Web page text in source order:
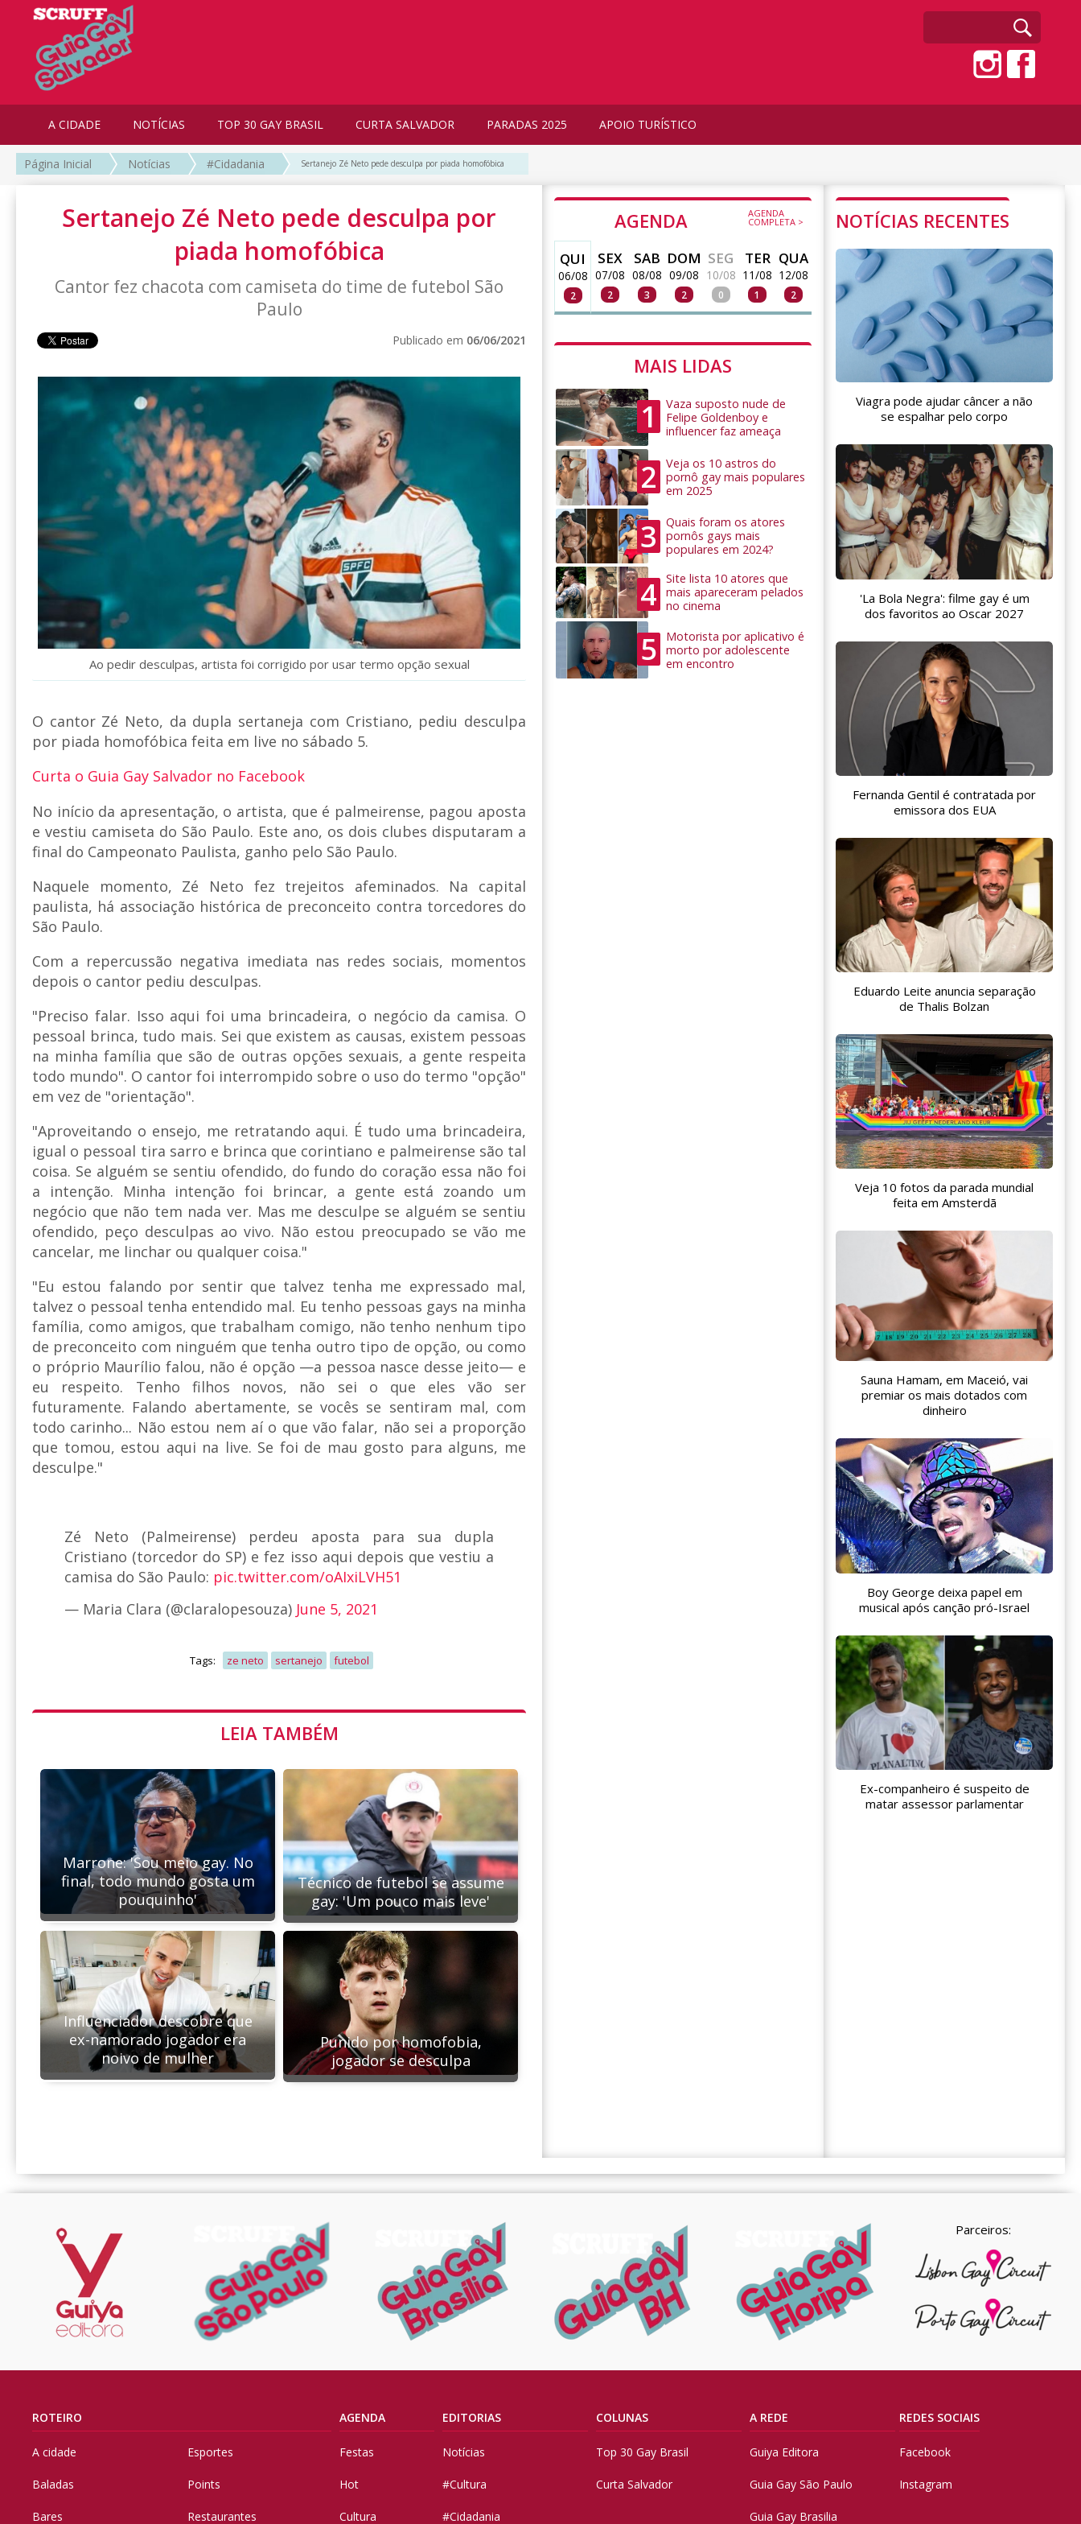
A CIDADE NOTÍCIAS TOP 30 GAY BRASIL CURTA SALVADOR PARADAS 2025 APOIO TURÍSTICO
Página Inicial Notícias #Cidadania Sertanejo Zé Neto pede desculpa por piada homofóbica
Sertanejo Zé Neto pede desculpa por
piada homofóbica
Cantor fez chacota com camiseta do time de futebol São
Paulo
Publicado em 06/06/2021
Ao pedir desculpas, artista foi corrigido por usar termo opção sexual
O cantor Zé Neto, da dupla sertaneja com Cristiano, pediu desculpa
por piada homofóbica feita em live no sábado 5.
Curta o Guia Gay Salvador no Facebook
No início da apresentação, o artista, que é palmeirense, pagou aposta
e vestiu camiseta do São Paulo. Este ano, os dois clubes disputaram a
final do Campeonato Paulista, ganho pelo São Paulo.
Naquele momento, Zé Neto fez trejeitos afeminados. Na capital
paulista, há associação histórica de preconceito contra torcedores do
São Paulo.
Com a repercussão negativa imediata nas redes sociais, momentos
depois o cantor pediu desculpas.
"Preciso falar. Isso aqui foi uma brincadeira, o negócio da camisa. O
pessoal brinca, tudo mais. Sei que existem as causas, existem pessoas
na minha família que são de outras opções sexuais, a gente respeita
todo mundo". O cantor foi interrompido sobre o uso do termo "opção"
em vez de "orientação".
"Aproveitando o ensejo, me retratando aqui. É tudo uma brincadeira,
igual o pessoal tira sarro e brinca que corintiano e palmeirense são tal
coisa. Se alguém se sentiu ofendido, do fundo do coração essa não foi
a intenção. Minha intenção foi brincar, a gente está zoando um
negócio que não tem nada ver. Mas me desculpe se alguém se sentiu
ofendido, peço desculpas ao vivo. Não estou preocupado se vão me
cancelar, me linchar ou qualquer coisa."
"Eu estou falando por sentir que talvez tenha me expressado mal,
talvez o pessoal tenha entendido mal. Eu tenho pessoas gays na minha
família, como amigos, que trabalham comigo, não tenho nenhum tipo
de preconceito com ninguém que tenha outro tipo de opção, ou como
o próprio Maurílio falou, não é opção —a pessoa nasce desse jeito— e
eu respeito. Tenho filhos novos, não sei o que eles vão ser
futuramente. Falando abertamente, se vocês se sentiram mal, com
todo carinho... Não estou nem aí o que vão falar, não sei a proporção
que tomou, estou aqui na live. Se foi de mau gosto para alguns, me
desculpe."
Zé Neto (Palmeirense) perdeu aposta para sua dupla
Cristiano (torcedor do SP) e fez isso aqui depois que vestiu a
camisa do São Paulo: pic.twitter.com/oAIxiLVH51
— Maria Clara (@claralopesouza) June 5, 2021
Tags: ze neto sertanejo futebol
LEIA TAMBÉM
Marrone: 'Sou meio gay. No
final, todo mundo gosta um
pouquinho'
Técnico de futebol se assume
gay: 'Um pouco mais leve'
Influenciador descobre que
ex-namorado jogador era
noivo de mulher
Punido por homofobia,
jogador se desculpa
AGENDA AGENDA
COMPLETA >
QUI
06/08
2
SEX
07/08
2
SAB
08/08
3
DOM
09/08
2
SEG
10/08
0
TER
11/08
1
QUA
12/08
2
MAIS LIDAS
1
Vaza suposto nude de
Felipe Goldenboy e
influencer faz ameaça
2
Veja os 10 astros do
pornô gay mais populares
em 2025
3
Quais foram os atores
pornôs gays mais
populares em 2024?
4
Site lista 10 atores que
mais apareceram pelados
no cinema
5
Motorista por aplicativo é
morto por adolescente
em encontro
NOTÍCIAS RECENTES
Viagra pode ajudar câncer a não
se espalhar pelo corpo
'La Bola Negra': filme gay é um
dos favoritos ao Oscar 2027
Fernanda Gentil é contratada por
emissora dos EUA
Eduardo Leite anuncia separação
de Thalis Bolzan
Veja 10 fotos da parada mundial
feita em Amsterdã
Sauna Hamam, em Maceió, vai
premiar os mais dotados com
dinheiro
Boy George deixa papel em
musical após canção pró-Israel
Ex-companheiro é suspeito de
matar assessor parlamentar
Parceiros:
ROTEIRO
A cidade
Baladas
Bares
Esportes
Points
Restaurantes
AGENDA
Festas
Hot
Cultura
EDITORIAS
Notícias
#Cultura
#Cidadania
COLUNAS
Top 30 Gay Brasil
Curta Salvador
A REDE
Guiya Editora
Guia Gay São Paulo
Guia Gay Brasilia
REDES SOCIAIS
Facebook
Instagram